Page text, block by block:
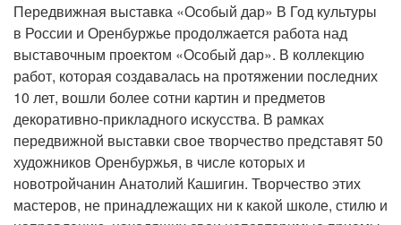
Передвижная выставка «Особый дар» В Год культуры
в России и Оренбуржье продолжается работа над
выставочным проектом «Особый дар». В коллекцию
работ, которая создавалась на протяжении последних
10 лет, вошли более сотни картин и предметов
декоративно-прикладного искусства. В рамках
передвижной выставки свое творчество представят 50
художников Оренбуржья, в числе которых и
новотройчанин Анатолий Кашигин. Творчество этих
мастеров, не принадлежащих ни к какой школе, стилю и